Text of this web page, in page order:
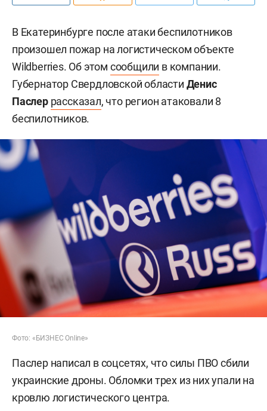
В Екатеринбурге после атаки беспилотников
произошел пожар на логистическом объекте
Wildberries. Об этом сообщили в компании.
Губернатор Свердловской области Денис
Паслер рассказал, что регион атаковали 8
беспилотников.
Фото: «БИЗНЕС Online»
Паслер написал в соцсетях, что силы ПВО сбили
украинские дроны. Обломки трех из них упали на
кровлю логистического центра.